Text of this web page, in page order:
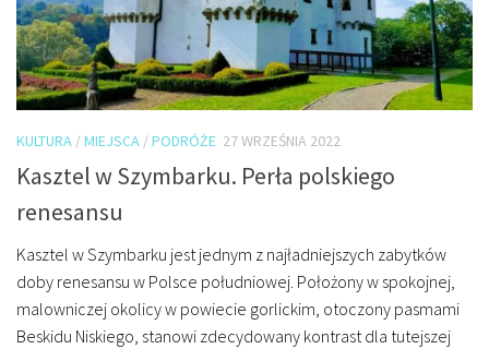
KULTURA /MIEJSCA /PODRÓŻE 27 WRZEŚNIA 2022
Kasztel w Szymbarku. Perła polskiego
renesansu
Kasztel w Szymbarku jest jednym z najładniejszych zabytków
doby renesansu w Polsce południowej. Położony w spokojnej,
malowniczej okolicy w powiecie gorlickim, otoczony pasmami
Beskidu Niskiego, stanowi zdecydowany kontrast dla tutejszej